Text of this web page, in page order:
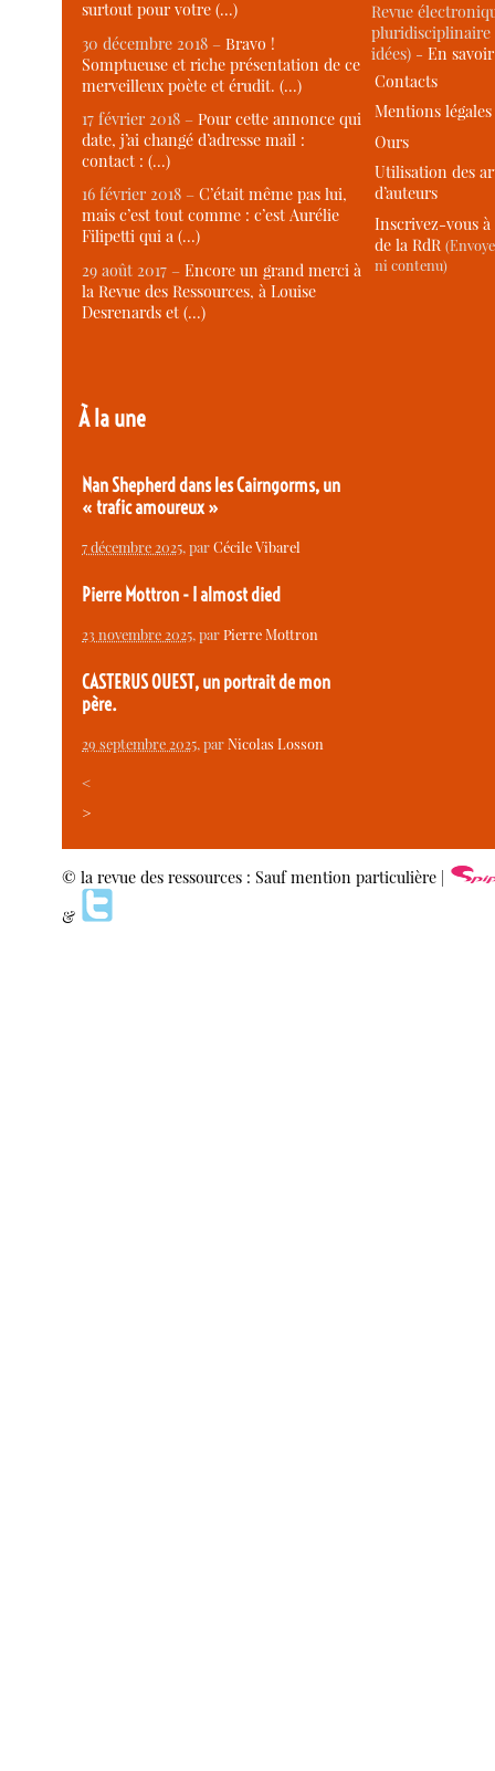
surtout pour votre (…)
30 décembre 2018 –Bravo !
Somptueuse et riche présentation de ce
merveilleux poète et érudit. (…)
17 février 2018 –Pour cette annonce qui
date, j’ai changé d’adresse mail :
contact : (…)
16 février 2018 –C’était même pas lui,
mais c’est tout comme : c’est Aurélie
Filipetti qui a (…)
29 août 2017 –Encore un grand merci à
la Revue des Ressources, à Louise
Desrenards et (…)
À la une
Nan Shepherd dans les Cairngorms, un
« trafic amoureux »
7 décembre 2025, parCécile Vibarel
Pierre Mottron - I almost died
23 novembre 2025, parPierre Mottron
CASTERUS OUEST, un portrait de mon
père.
29 septembre 2025, parNicolas Losson
<
>
Revue
idées) -En
Contacts
Mentions légales
Ours
Utilisation des
d’auteurs
Inscrivez-vous
de la RdR
ni contenu)
© la revue des ressources : Sauf mention particulière |
&